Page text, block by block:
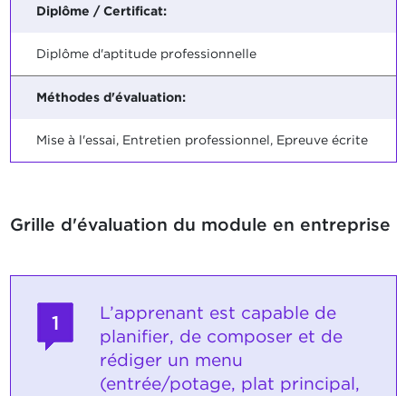
Diplôme / Certificat:
Diplôme d'aptitude professionnelle
Méthodes d'évaluation:
Mise à l'essai, Entretien professionnel, Epreuve écrite
Grille d'évaluation du module en entreprise
1
L’apprenant est capable de
planifier, de composer et de
rédiger un menu
(entrée/potage, plat principal,